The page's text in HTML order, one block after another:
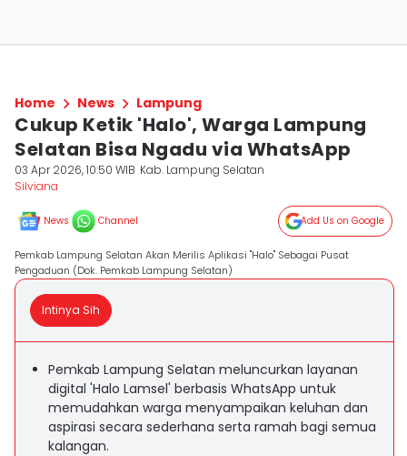
Home News Lampung
Cukup Ketik 'Halo', Warga Lampung
Selatan Bisa Ngadu via WhatsApp
03 Apr 2026, 10:50 WIB Kab. Lampung Selatan
Silviana
News Channel Add Us on Google
Pemkab Lampung Selatan Akan Merilis Aplikasi "Halo" Sebagai Pusat
Pengaduan (Dok. Pemkab Lampung Selatan)
Intinya Sih
Pemkab Lampung Selatan meluncurkan layanan
digital 'Halo Lamsel' berbasis WhatsApp untuk
memudahkan warga menyampaikan keluhan dan
aspirasi secara sederhana serta ramah bagi semua
kalangan.